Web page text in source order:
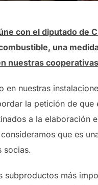
con el diputado de
una
nuestras
nuestras
la petición de que
a la elaboración
que es
socias.
más